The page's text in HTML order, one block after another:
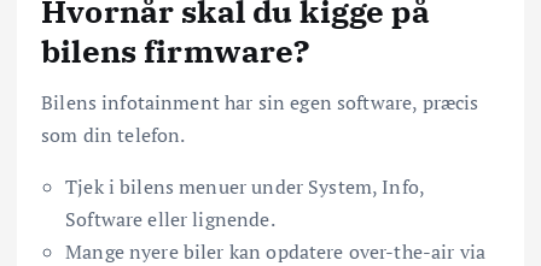
Hvornår skal du kigge på
bilens firmware?
Bilens infotainment har sin egen software, præcis
som din telefon.
Tjek i bilens menuer under System, Info,
Software eller lignende.
Mange nyere biler kan opdatere over-the-air via